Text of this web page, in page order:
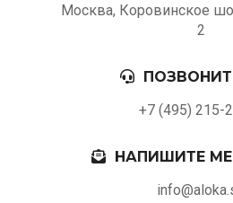
Москва, Коровинское
2
+7 (495) 215-
НАПИШИТЕ